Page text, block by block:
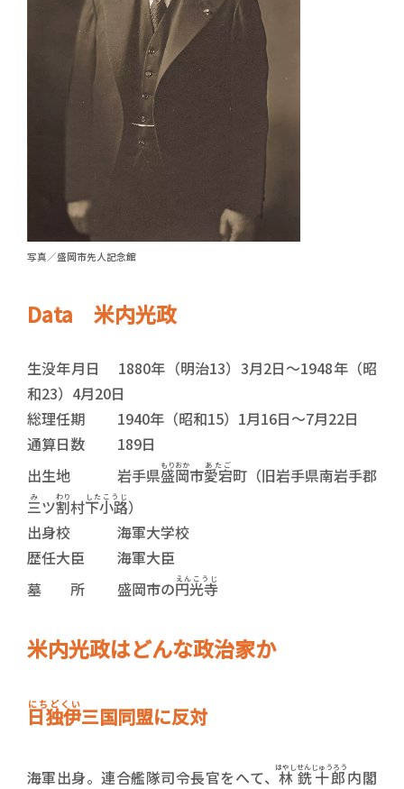
写真／盛岡市先人記念館
Data 米内光政
生没年月日 1880年（明治13）3月2日～1948年（昭
和23）4月20日
総理任期 1940年（昭和15）1月16日～7月22日
通算日数 189日
出生地 岩手県盛岡
もりおか市愛宕
あたご 町（旧岩手県南岩手郡
三
み ツ割
わり村下小路
したこうじ ）
出身校 海軍大学校
歴任大臣 海軍大臣
墓 所 盛岡市の円光寺
えんこうじ
米内光政はどんな政治家か
日独伊
にちどくい三国同盟に反対
海軍出身。連合艦隊司令長官をへて、林
はやし 銑十郎
せんじゅうろう内閣